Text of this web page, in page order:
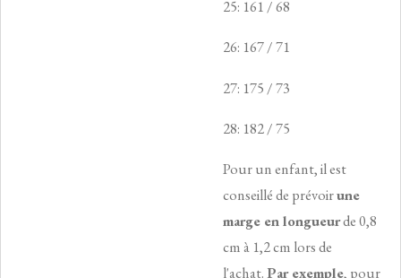
25: 161 / 68
26: 167 / 71
27: 175 / 73
28: 182 / 75
Pour un enfant, il est
conseillé de prévoirune
marge en longueurde 0,8
cm à 1,2 cm lors de
l'achat.Par exemple, pour